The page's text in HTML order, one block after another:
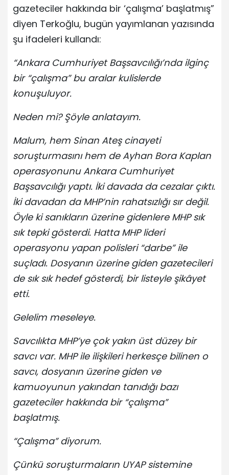
gazeteciler hakkında bir ‘çalışma’ başlatmış”
diyen Terkoğlu, bugün yayımlanan yazısında
şu ifadeleri kullandı:
“Ankara Cumhuriyet Başsavcılığı’nda ilginç
bir “çalışma” bu aralar kulislerde
konuşuluyor.
Neden mi? Şöyle anlatayım.
Malum, hem Sinan Ateş cinayeti
soruşturmasını hem de Ayhan Bora Kaplan
operasyonunu Ankara Cumhuriyet
Başsavcılığı yaptı. İki davada da cezalar çıktı.
İki davadan da MHP’nin rahatsızlığı sır değil.
Öyle ki sanıkların üzerine gidenlere MHP sık
sık tepki gösterdi. Hatta MHP lideri
operasyonu yapan polisleri “darbe” ile
suçladı. Dosyanın üzerine giden gazetecileri
de sık sık hedef gösterdi, bir listeyle şikâyet
etti.
Gelelim meseleye.
Savcılıkta MHP’ye çok yakın üst düzey bir
savcı var. MHP ile ilişkileri herkesçe bilinen o
savcı, dosyanın üzerine giden ve
kamuoyunun yakından tanıdığı bazı
gazeteciler hakkında bir “çalışma”
başlatmış.
“Çalışma” diyorum.
Çünkü soruşturmaların UYAP sistemine